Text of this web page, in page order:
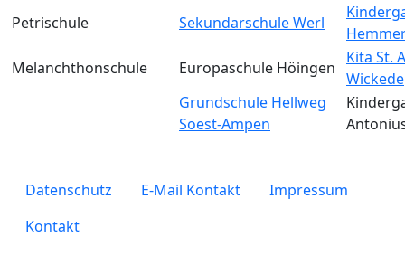
Petrischule Sekundarschule Werl
Melanchthonschule
Europaschule Höingen
Kita St.
Wickede
Grundschule Hellweg
Soest-Ampen
legals
Datenschutz E-Mail Kontakt
Impressum
Kontakt